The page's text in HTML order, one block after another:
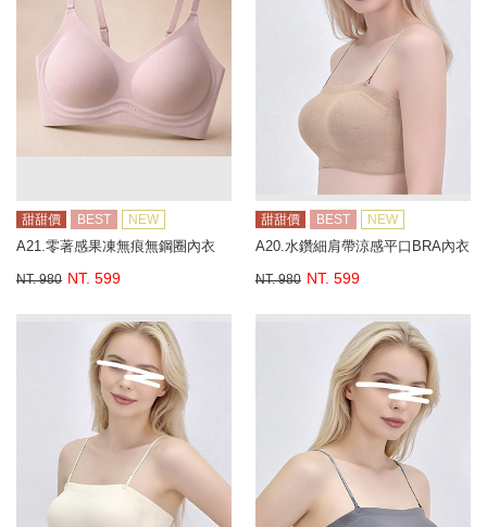
甜甜價 BEST NEW
A21.零著感果凍無痕無鋼圈內衣
NT. 980 NT. 599
甜甜價 BEST NEW
A20.水鑽細肩帶涼感平口BRA內衣
NT. 980 NT. 599